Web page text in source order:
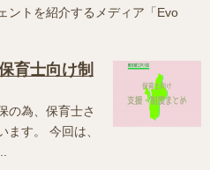
ントを紹介するメディア「Evo
育士向け制
の為、保育士さ
ます。 今回は、